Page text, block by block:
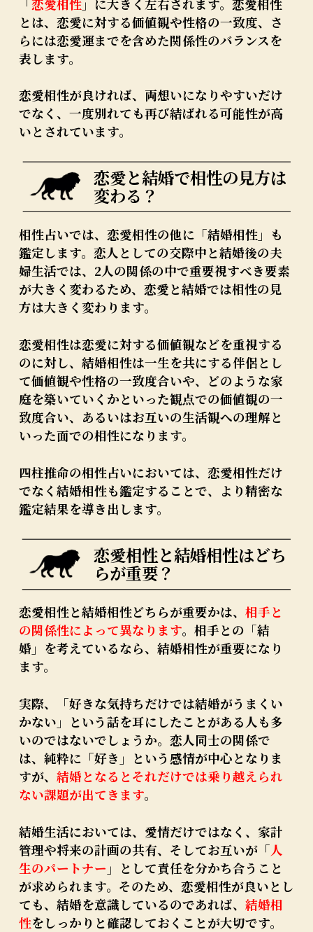
「 恋愛相性」に大きく左右されます。恋愛相性
とは、恋愛に対する価値観や性格の一致度、さ
らには恋愛運までを含めた関係性のバランスを
表します。
恋愛相性が良ければ、両想いになりやすいだけ
でなく、一度別れても再び結ばれる可能性が高
いとされています。
恋愛と結婚で相性の見方は
変わる？
相性占いでは、恋愛相性の他に「結婚相性」も
鑑定します。恋人としての交際中と結婚後の夫
婦生活では、2人の関係の中で重要視すべき要素
が大きく変わるため、恋愛と結婚では相性の見
方は大きく変わります。
恋愛相性は恋愛に対する価値観などを重視する
のに対し、結婚相性は一生を共にする伴侶とし
て価値観や性格の一致度合いや、どのような家
庭を築いていくかといった観点での価値観の一
致度合い、あるいはお互いの生活観への理解と
いった面での相性になります。
四柱推命の相性占いにおいては、恋愛相性だけ
でなく結婚相性も鑑定することで、より精密な
鑑定結果を導き出します。
恋愛相性と結婚相性はどち
らが重要？
恋愛相性と結婚相性どちらが重要かは、 相手と
の関係性によって異なります。相手との「結
婚」を考えているなら、結婚相性が重要になり
ます。
実際、「好きな気持ちだけでは結婚がうまくい
かない」という話を耳にしたことがある人も多
いのではないでしょうか。恋人同士の関係で
は、純粋に「好き」という感情が中心となりま
すが、 結婚となるとそれだけでは乗り越えられ
ない課題が出てきます。
結婚生活においては、愛情だけではなく、家計
管理や将来の計画の共有、そしてお互いが「人
生のパートナー 」として責任を分かち合うこと
が求められます。そのため、恋愛相性が良いとし
ても、結婚を意識しているのであれば、 結婚相
性をしっかりと確認しておくことが大切です。